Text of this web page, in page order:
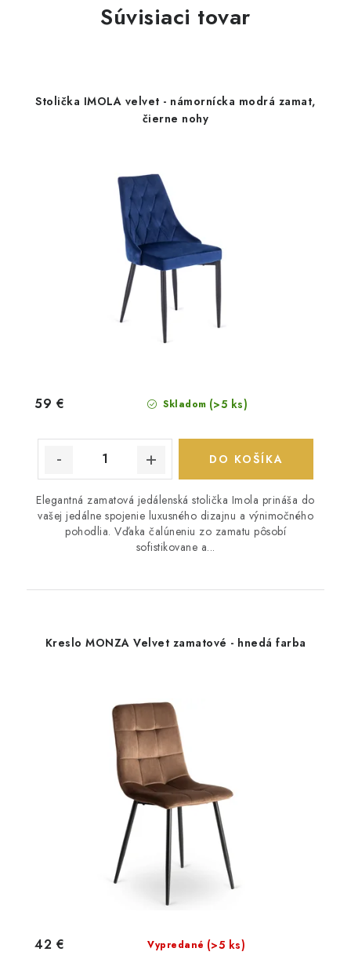
Súvisiaci tovar
Stolička IMOLA velvet - námornícka modrá zamat,
čierne nohy
Skladom (>5 ks)
59 €
DO KOŠÍKA
Elegantná zamatová jedálenská stolička Imola prináša do
vašej jedálne spojenie luxusného dizajnu a výnimočného
pohodlia. Vďaka čalúneniu zo zamatu pôsobí
sofistikovane a...
Kreslo MONZA Velvet zamatové - hnedá farba
Vypredané (>5 ks)
42 €